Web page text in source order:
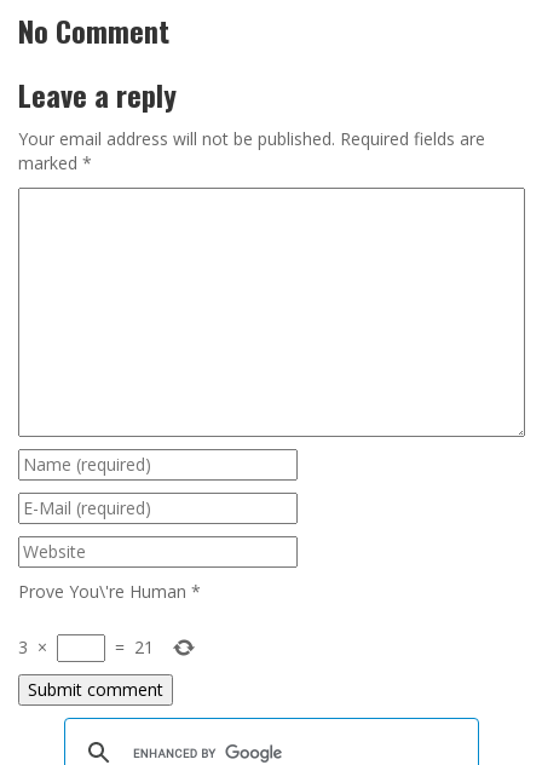
No Comment
Leave a reply
Your email address will not be published. Required fields are
marked *
Prove You\'re Human *
3 × = 21